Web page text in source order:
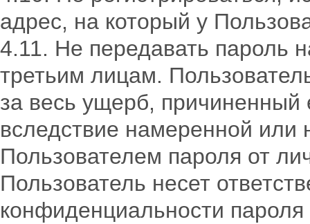
адрес, на который у
4.11. Не передавать пароль
третьим лицам.
за весь ущерб,
вследствие намеренной или
Пользователем пароля от
Пользователь несет
конфиденциальности